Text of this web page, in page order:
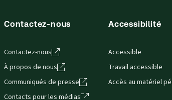
Contactez-nous
Contactez-nous
À propos de nous
Communiqués de presse
Contacts pour les médias
Accessibilité
Accessible
Travail accessible
Accès au matériel